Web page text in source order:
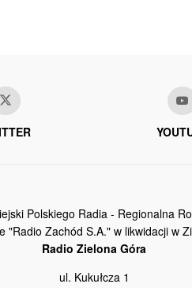
Polskiego Radia - Regionalna
"Radio Zachód S.A." w likwidacji w
Radio Zielona Góra
ul. Kukułcza 1